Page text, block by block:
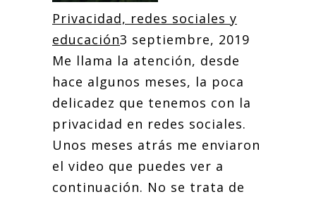
Privacidad, redes sociales y
educación3 septiembre, 2019
Me llama la atención, desde
hace algunos meses, la poca
delicadez que tenemos con la
privacidad en redes sociales.
Unos meses atrás me enviaron
el video que puedes ver a
continuación. No se trata de